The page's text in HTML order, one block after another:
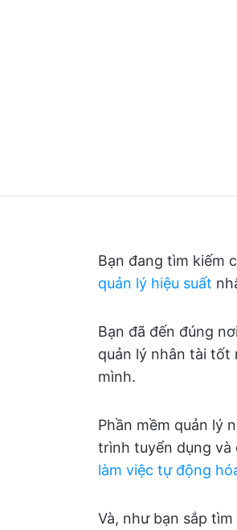
Bạn đang tìm kiếm
quản lý hiệu suất
Bạn đã đến đúng
quản lý nhân tài tốt
mình.
Phần mềm quản lý
trình tuyển dụng và
làm việc tự động
Và, như bạn sắp